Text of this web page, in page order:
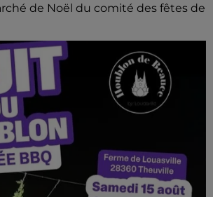
de Noël du comité des fêtes de